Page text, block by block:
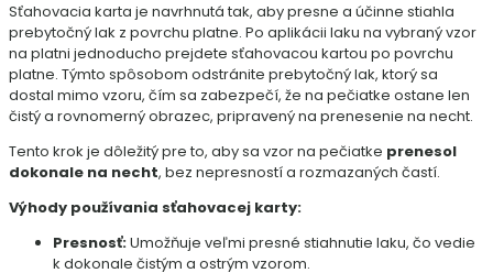
Sťahovacia karta je navrhnutá tak, aby presne a účinne stiahla
prebytočný lak z povrchu platne. Po aplikácii laku na vybraný vzor
na platni jednoducho prejdete sťahovacou kartou po povrchu
platne. Týmto spôsobom odstránite prebytočný lak, ktorý sa
dostal mimo vzoru, čím sa zabezpečí, že na pečiatke ostane len
čistý a rovnomerný obrazec, pripravený na prenesenie na necht.
Tento krok je dôležitý pre to, aby sa vzor na pečiatke prenesol
dokonale na necht, bez nepresností a rozmazaných častí.
Výhody používania sťahovacej karty:
Presnosť:Umožňuje veľmi presné stiahnutie laku, čo vedie
k dokonale čistým a ostrým vzorom.